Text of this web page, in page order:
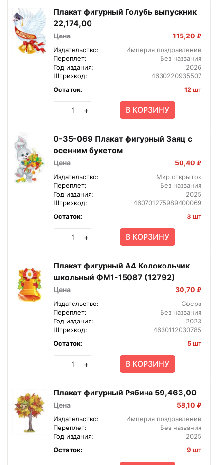
Плакат фигурный Голубь выпускник
22,174,00
Цена 115,20 ₽
Издательство:
Империя поздравлений
Переплет:
Без названия
Год издания:
2026
Штрихкод:
4630220935507
Остаток:
12 шт
+ В КОРЗИНУ
0-35-069 Плакат фигурный Заяц с
осенним букетом
Цена 50,40 ₽
Издательство:
Мир открыток
Переплет:
Без названия
Год издания:
2025
Штрихкод:
460701275989400069
Остаток:
3 шт
+ В КОРЗИНУ
Плакат фигурный А4 Колокольчик
школьный ФМ1-15087 (12792)
Цена 30,70 ₽
Издательство:
Сфера
Переплет:
Без названия
Год издания:
2023
Штрихкод:
4630112030785
Остаток:
5 шт
+ В КОРЗИНУ
Плакат фигурный Рябина 59,463,00
Цена 58,10 ₽
Издательство:
Империя поздравлений
Переплет:
Без названия
Год издания:
2025
Остаток:
9 шт